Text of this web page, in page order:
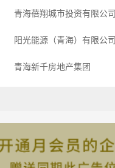
青海蓓翔城市投资有限公司
阳光能源（青海）有限公司
青海新千房地产集团
青海新千房地产集团